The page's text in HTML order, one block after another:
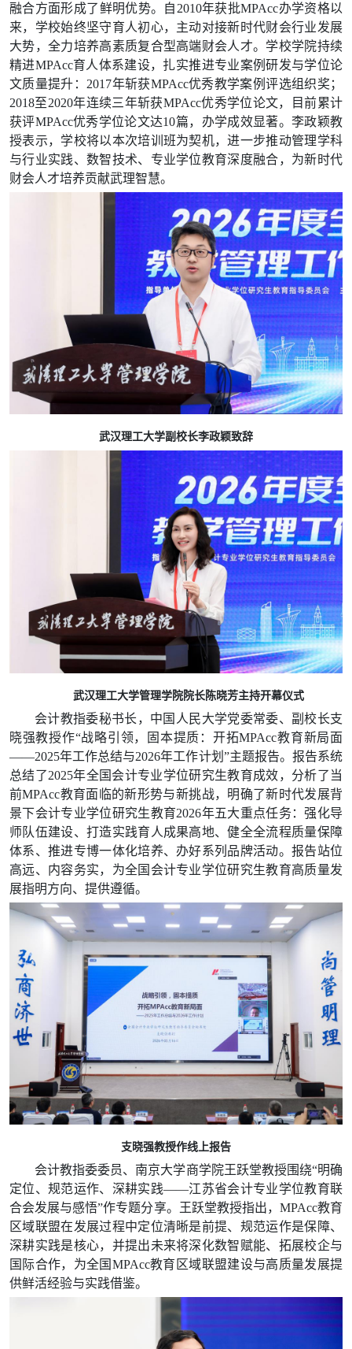
融合方面形成了鲜明优势。 自2010年获批MPAcc办学资格以
来，学校始终坚守育人初心，主动对接新时代财会行业发展
大势，全力培养高素质复合型高端财会人才。学校学院持续
精进MPAcc育人体系建设，扎实推进专业案例研发与学位论
文质量提升：2017年斩获MPAcc优秀教学案例评选组织奖；
2018至2020年连续三年斩获MPAcc优秀学位论文，目前累计
获评MPAcc优秀学位论文达10篇，办学成效显著。李政颖教
授表示，学校将以本次培训班为契机，进一步推动管理学科
与行业实践、数智技术、专业学位教育深度融合，为新时代
财会人才培养贡献武理智慧。
武汉理工大学副校长李政颖致辞
武汉理工大学管理学院院长陈晓芳主持开幕仪式
会计教指委秘书长，中国人民大学党委常委、副校长支
晓强教授作“战略引领，
固本提质：开拓MPAcc教育新局面
——2025年工作总结与2026年工作计划”主题报告。报告系统
总结了2025年全国会计专业学位研究生教育成效，分析了当
前MPAcc教育面临的新形势与新挑战，明确了新时代发展背
景下会计专业学位研究生教育2026年五大重点任务：强化导
师队伍建设、打造实践育人成果高地、健全全流程质量保障
体系、推进专博一体化培养、办好系列品牌活动。报告站位
高远、内容务实，为全国会计专业学位研究生教育高质量发
展指明方向、提供遵循。
支晓强教授作线上报告
会计教指委委员、南京大学商学院王跃堂教授围绕“明确
定位、规范运作、 深耕实践——江苏省会计专业学位教育联
合会发展与感悟”作专题分享。王跃堂教授指出，MPAcc教育
区域联盟在发展过程中定位清晰是前提、规范运作是保障、
深耕实践是核心，并提出未来将深化数智赋能、拓展校企与
国际合作，为全国MPAcc教育区域联盟建设与高质量发展提
供鲜活经验与实践借鉴。